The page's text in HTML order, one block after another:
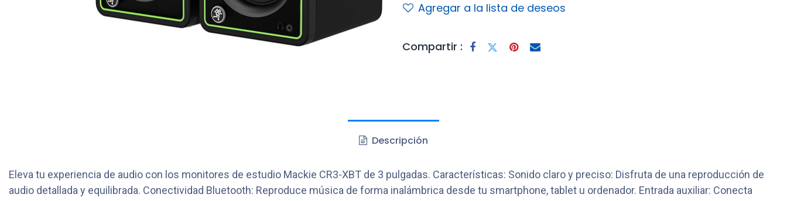
Agregar a la lista de deseos
Compartir :
Descripción
Eleva tu experiencia de audio con los monitores de estudio Mackie CR3-XBT de 3 pulgadas. Características: Sonido claro y preciso: Disfruta de una reproducción de
audio detallada y equilibrada. Conectividad Bluetooth: Reproduce música de forma inalámbrica desde tu smartphone, tablet u ordenador. Entrada auxiliar: Conecta